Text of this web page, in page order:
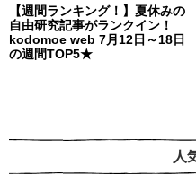
【週間ランキング！】夏休みの
自由研究記事がランクイン！
kodomoe web 7月12日～18日
の週間TOP5★
人